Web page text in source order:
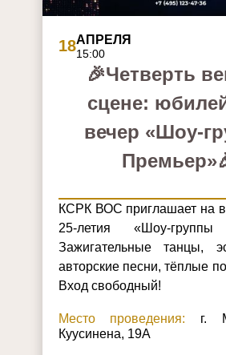
18АПРЕЛЯ
15:00
🎉Четверть
сцене:
вечер
КСРК ВОС приглашает на
25‑летия
Зажигательные танцы,
авторские песни, тёплые
Вход свободный!
Место проведения: г.
Куусинена, 19А